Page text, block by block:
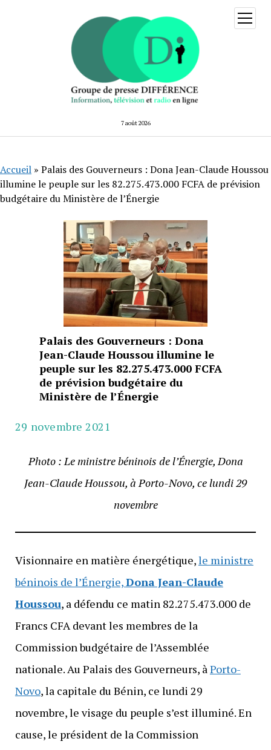
7 août 2026
ouvrir
menu
Accueil » Palais des Gouverneurs : Dona Jean-Claude Houssou
illumine le peuple sur les 82.275.473.000 FCFA de prévision
budgétaire du Ministère de l’Énergie
Palais des Gouverneurs : Dona
Jean-Claude Houssou illumine le
peuple sur les 82.275.473.000 FCFA
de prévision budgétaire du
Ministère de l’Énergie
29 novembre 2021
Photo : Le ministre béninois de l’Énergie, Dona
Jean-Claude Houssou, à Porto-Novo, ce lundi 29
novembre
Visionnaire en matière énergétique,le ministre
béninois de l’Énergie,Dona Jean-Claude
Houssou, a défendu ce matin 82.275.473.000 de
Francs CFA devant les membres de la
Commission budgétaire de l’Assemblée
nationale. Au Palais des Gouverneurs, à Porto-
Novo, la capitale du Bénin, ce lundi 29
novembre, le visage du peuple s’est illuminé. En
cause, le président de la Commission